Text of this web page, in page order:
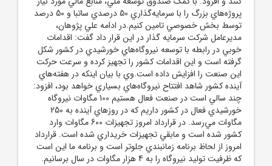
پروژه‌هاي بزرگ را با سرمايه‌گذاري 50 درصدي ساتبا و 50 درصد
توسط بخش خصوصي تامين کنيم.در ادامه علي پژوهان،
مديرعامل شرکت سرمايه گذار در اين قرار داد گفت: اقدامات
خوبي در رابطه با توسعه نيروگاه‌هاي خورشيدي در کشور شکل
گرفته است و اين اقدامات کشور را تجهيز کرده و سرعت حرکت
اين صنعت را افزايش داده است.وي با بيان اينکه در هفته‌هاي
آينده کشور شاهد افتتاح نيروگاه‌هاي بسياري خواهد بود، افزود:
چند سالي است در صنعت فعال هستيم 100 مگاوات نيروگاه
خورشيدي فعال در کشور داريم که در روزهاي آينده به 250
مگاوات مي‌رسد. در قرارداد امروز تجهيزات 600 مگاوات وارد
کشور شده است و مابقي تجهيزات خريداري شده است. قرارداد
امروز از لحاظ برنامه زمانبندي جلوتر است و برنامه ما اين است
که ظرفيت توليد نيروگاه را به 4 هزار مگاوات در سال برسانيم.